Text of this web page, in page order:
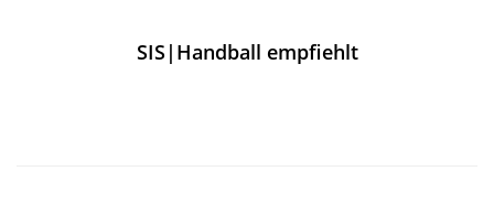
SIS|Handball empfiehlt